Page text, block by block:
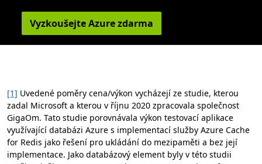
Vyzkoušejte Azure zdarma
[1] Uvedené poměry cena/výkon vycházejí ze studie, kterou
zadal Microsoft a kterou v říjnu 2020 zpracovala společnost
GigaOm. Tato studie porovnávala výkon testovací aplikace
využívající databázi Azure s implementací služby Azure Cache
for Redis jako řešení pro ukládání do mezipaměti a bez její
implementace. Jako databázový element byly v této studii